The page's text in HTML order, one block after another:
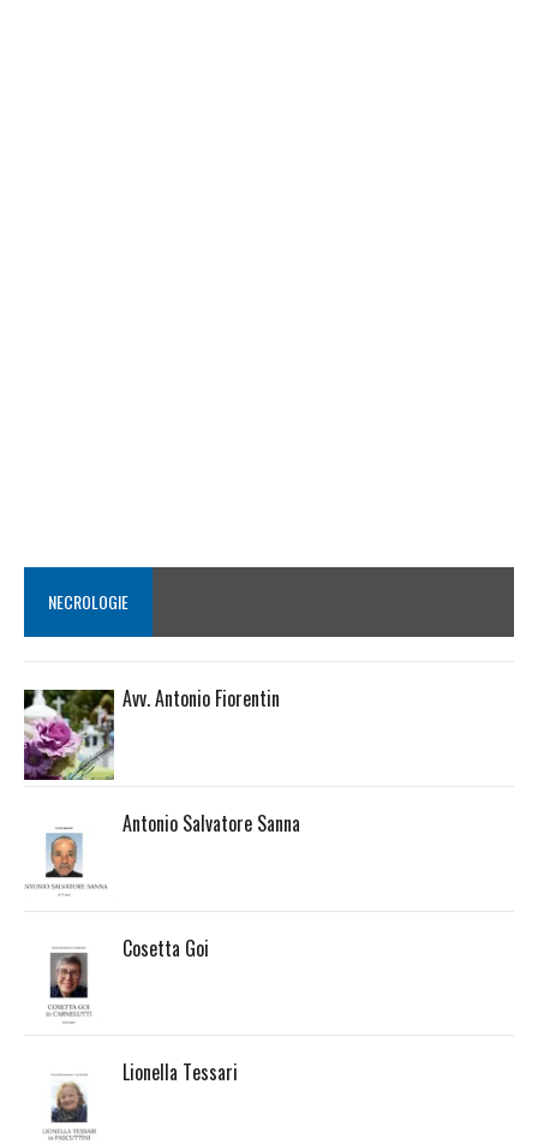
NECROLOGIE
Avv. Antonio Fiorentin
Antonio Salvatore Sanna
Cosetta Goi
Lionella Tessari